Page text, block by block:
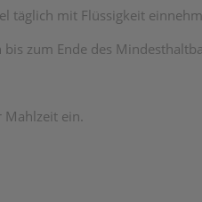
täglich mit Flüssigkeit
zum Ende des
Mahlzeit ein.